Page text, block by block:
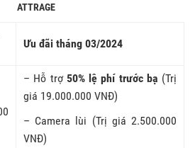
ATTRAGE
Ưu đãi tháng 03/2024
– Hỗ trợ 50% lệ phí trước bạ (Trị
giá 19.000.000 VNĐ)
– Camera lùi (Trị giá 2.500.000
VNĐ)